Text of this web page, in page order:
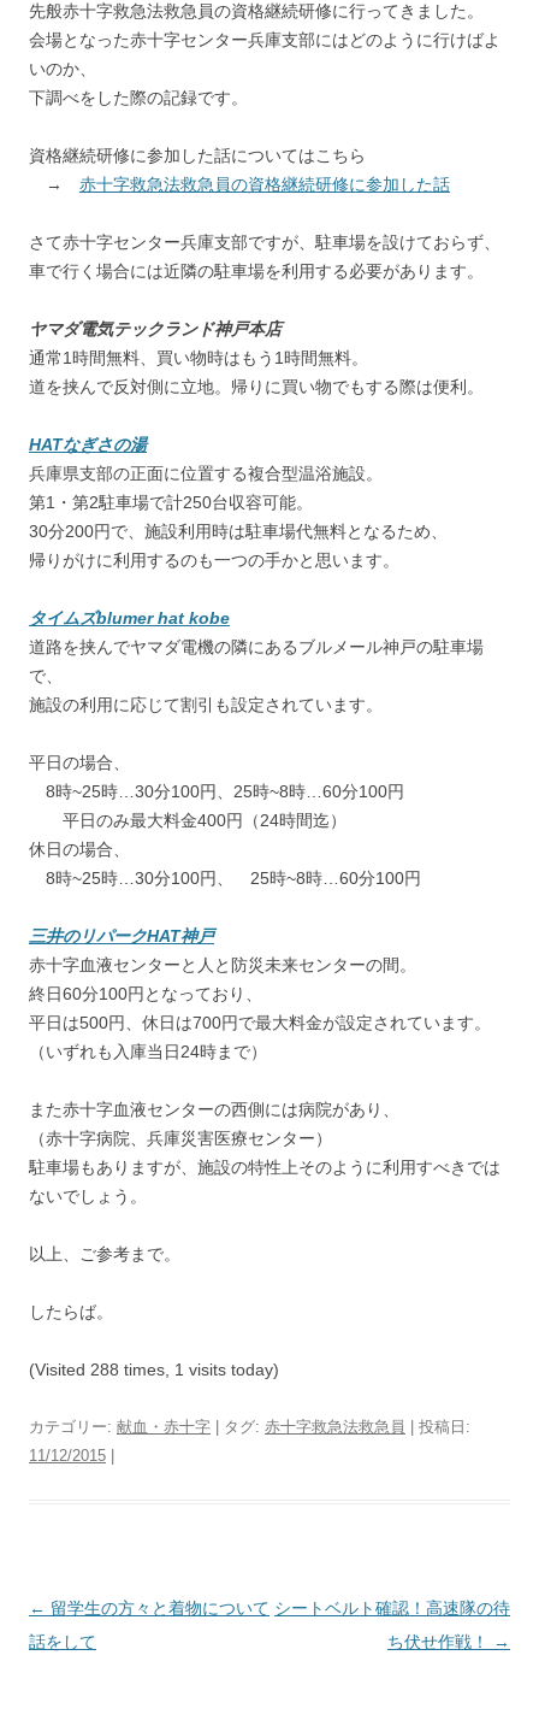
先般赤十字救急法救急員の資格継続研修に行ってきました。
会場となった赤十字センター兵庫支部にはどのように行けばよ
いのか、
下調べをした際の記録です。
資格継続研修に参加した話についてはこちら
→ 赤十字救急法救急員の資格継続研修に参加した話
さて赤十字センター兵庫支部ですが、駐車場を設けておらず、
車で行く場合には近隣の駐車場を利用する必要があります。
ヤマダ電気テックランド神戸本店
通常1時間無料、買い物時はもう1時間無料。
道を挟んで反対側に立地。帰りに買い物でもする際は便利。
HATなぎさの湯
兵庫県支部の正面に位置する複合型温浴施設。
第1・第2駐車場で計250台収容可能。
30分200円で、施設利用時は駐車場代無料となるため、
帰りがけに利用するのも一つの手かと思います。
タイムズblumer hat kobe
道路を挟んでヤマダ電機の隣にあるブルメール神戸の駐車場
で、
施設の利用に応じて割引も設定されています。
平日の場合、
8時~25時…30分100円、25時~8時…60分100円
平日のみ最大料金400円（24時間迄）
休日の場合、
8時~25時…30分100円、 25時~8時…60分100円
三井のリパークHAT神戸
赤十字血液センターと人と防災未来センターの間。
終日60分100円となっており、
平日は500円、休日は700円で最大料金が設定されています。
（いずれも入庫当日24時まで）
また赤十字血液センターの西側には病院があり、
（赤十字病院、兵庫災害医療センター）
駐車場もありますが、施設の特性上そのように利用すべきでは
ないでしょう。
以上、ご参考まで。
したらば。
(Visited 288 times, 1 visits today)
カテゴリー: 献血・赤十字 | タグ: 赤十字救急法救急員
| 投稿日:
11/12/2015
投
稿
← 留学生の方々と着物について
話をして
シートベルト確認！高速隊の待
ち伏せ作戦！
→